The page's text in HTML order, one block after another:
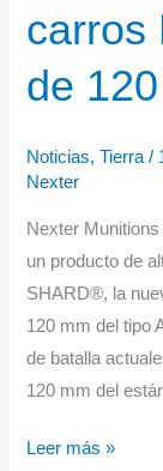
los
de
carros
de
Noticias,Tierra /
Nexter
Nexter
un producto de
SHARD®, la
120 mm del tipo
de batalla
120 mm del
Nueva
Leer más »